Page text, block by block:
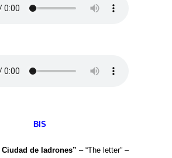
BIS
de ladrones” – “The letter” –